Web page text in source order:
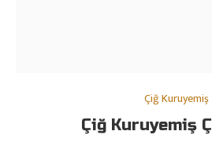
Çiğ Kuruyemiş
Çiğ Kuruyemiş